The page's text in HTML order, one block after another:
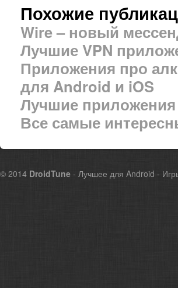
Похожие
Wire – новый
Лучшие VPN
Приложения про
для Android и iOS
Лучшие
Все самые
© 2014 DroidTune - Лучшее для Android -